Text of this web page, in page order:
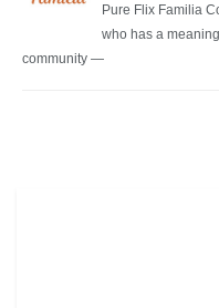
Pure Flix Familia
who has a
community —